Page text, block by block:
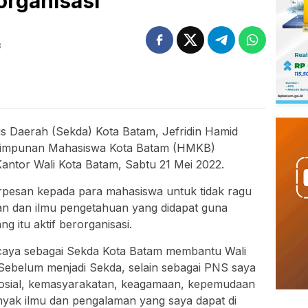
Daerah (Sekda) Kota Batam, Jefridin Hamid
Mahasiswa Kota Batam (HMKB)
Wali Kota Batam, Sabtu 21 Mei 2022.
kepada para mahasiswa untuk tidak ragu
dan ilmu pengetahuan yang didapat guna
itu aktif berorganisasi.
sebagai Sekda Kota Batam membantu Wali
menjadi Sekda, selain sebagai PNS saya
kemasyarakatan, keagamaan, kepemudaan
ilmu dan pengalaman yang saya dapat di